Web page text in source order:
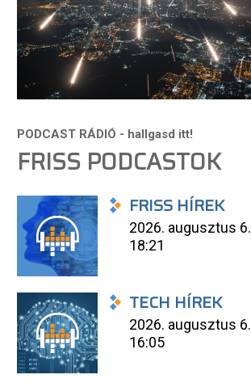
FRISS PODCASTOK
FRISS HÍREK
2026. augusztus 6.
18:21
TECH HÍREK
2026. augusztus 6.
16:05